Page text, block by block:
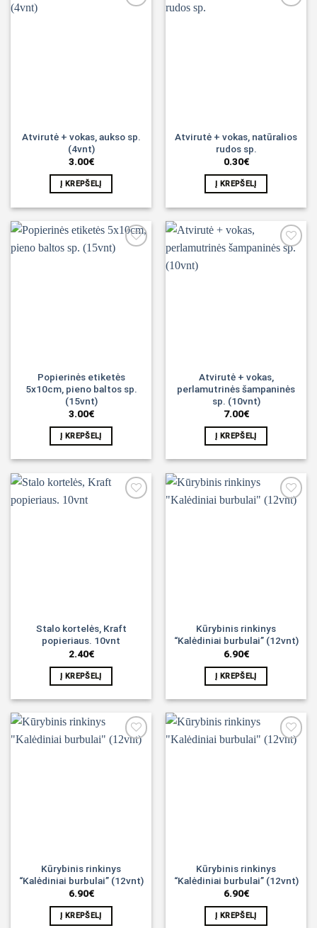
Atvirutė + vokas, aukso sp.
(4vnt)
3.00€
Į KREPŠELĮ
Atvirutė + vokas, natūralios
rudos sp.
0.30€
Į KREPŠELĮ
Popierinės etiketės
5x10cm, pieno baltos sp.
(15vnt)
3.00€
Į KREPŠELĮ
Atvirutė + vokas,
perlamutrinės šampaninės
sp. (10vnt)
7.00€
Į KREPŠELĮ
Stalo kortelės, Kraft
popieriaus. 10vnt
2.40€
Į KREPŠELĮ
Kūrybinis rinkinys
“Kalėdiniai burbulai” (12vnt)
6.90€
Į KREPŠELĮ
Kūrybinis rinkinys
“Kalėdiniai burbulai” (12vnt)
6.90€
Į KREPŠELĮ
Kūrybinis rinkinys
“Kalėdiniai burbulai” (12vnt)
6.90€
Į KREPŠELĮ